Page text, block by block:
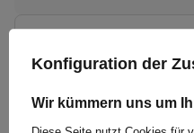
5
3
Konfiguration der
Wir kümmern uns um